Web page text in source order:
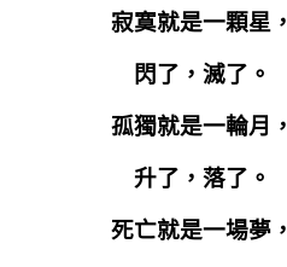
寂寞就是一顆星，
閃了，滅了。
孤獨就是一輪月，
升了，落了。
死亡就是一場夢，